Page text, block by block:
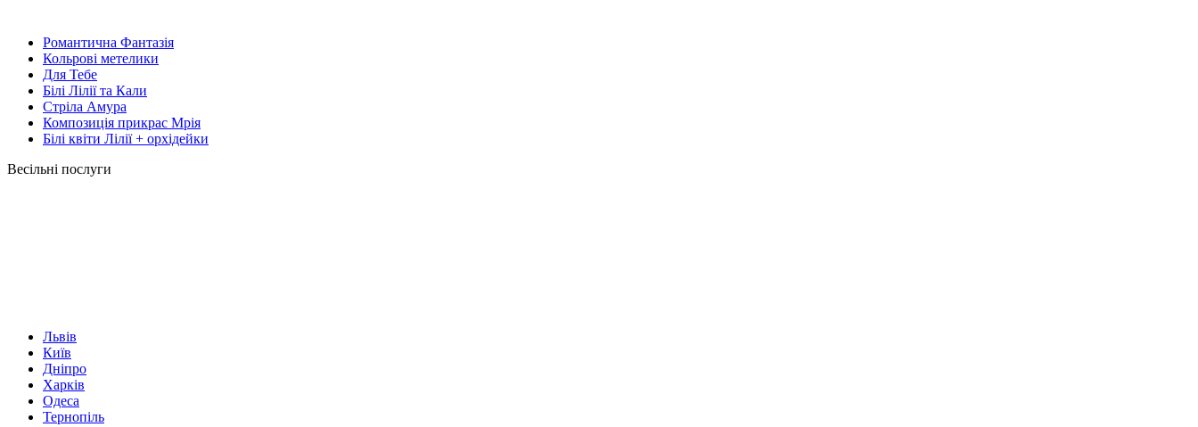
Романтична Фантазія
Кольрові метелики
Для Тебе
Білі Лілії та Кали
Стріла Амура
Композиція прикрас Мрія
Білі квіти Лілії + орхідейки
Весільні послуги
Львів
Київ
Дніпро
Харків
Одеса
Тернопіль